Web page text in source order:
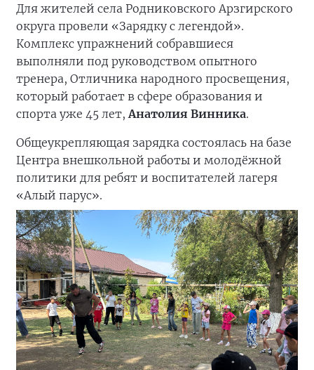
Для жителей села Родниковского Арзгирского
округа провели «Зарядку с легендой».
Комплекс упражнений собравшиеся
выполняли под руководством опытного
тренера, Отличника народного просвещения,
который работает в сфере образования и
спорта уже 45 лет, Анатолия Винника.
Общеукрепляющая зарядка состоялась на базе
Центра внешкольной работы и молодёжной
политики для ребят и воспитателей лагеря
«Алый парус».